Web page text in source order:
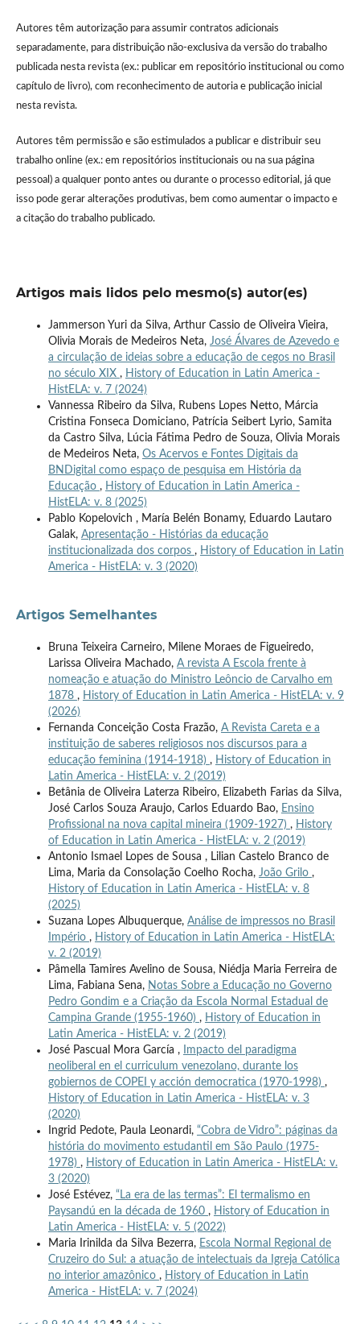
Autores têm autorização para assumir contratos adicionais
separadamente, para distribuição não-exclusiva da versão do trabalho
publicada nesta revista (ex.: publicar em repositório institucional ou como
capítulo de livro), com reconhecimento de autoria e publicação inicial
nesta revista.
Autores têm permissão e são estimulados a publicar e distribuir seu
trabalho online (ex.: em repositórios institucionais ou na sua página
pessoal) a qualquer ponto antes ou durante o processo editorial, já que
isso pode gerar alterações produtivas, bem como aumentar o impacto e
a citação do trabalho publicado.
Artigos mais lidos pelo mesmo(s) autor(es)
Jammerson Yuri da Silva, Arthur Cassio de Oliveira Vieira,
Olivia Morais de Medeiros Neta, José Álvares de Azevedo e
a circulação de ideias sobre a educação de cegos no Brasil
no século XIX , History of Education in Latin America -
HistELA: v. 7 (2024)
Vannessa Ribeiro da Silva, Rubens Lopes Netto, Márcia
Cristina Fonseca Domiciano, Patrícia Seibert Lyrio, Samita
da Castro Silva, Lúcia Fátima Pedro de Souza, Olivia Morais
de Medeiros Neta, Os Acervos e Fontes Digitais da
BNDigital como espaço de pesquisa em História da
Educação , History of Education in Latin America -
HistELA: v. 8 (2025)
Pablo Kopelovich , María Belén Bonamy, Eduardo Lautaro
Galak, Apresentação - Histórias da educação
institucionalizada dos corpos , History of Education in Latin
America - HistELA: v. 3 (2020)
Artigos Semelhantes
Bruna Teixeira Carneiro, Milene Moraes de Figueiredo,
Larissa Oliveira Machado, A revista A Escola frente à
nomeação e atuação do Ministro Leôncio de Carvalho em
1878 , History of Education in Latin America - HistELA: v. 9
(2026)
Fernanda Conceição Costa Frazão, A Revista Careta e a
instituição de saberes religiosos nos discursos para a
educação feminina (1914-1918) , History of Education in
Latin America - HistELA: v. 2 (2019)
Betânia de Oliveira Laterza Ribeiro, Elizabeth Farias da Silva,
José Carlos Souza Araujo, Carlos Eduardo Bao, Ensino
Profissional na nova capital mineira (1909-1927) , History
of Education in Latin America - HistELA: v. 2 (2019)
Antonio Ismael Lopes de Sousa , Lilian Castelo Branco de
Lima, Maria da Consolação Coelho Rocha, João Grilo ,
History of Education in Latin America - HistELA: v. 8
(2025)
Suzana Lopes Albuquerque, Análise de impressos no Brasil
Império , History of Education in Latin America - HistELA:
v. 2 (2019)
Pâmella Tamires Avelino de Sousa, Niédja Maria Ferreira de
Lima, Fabiana Sena, Notas Sobre a Educação no Governo
Pedro Gondim e a Criação da Escola Normal Estadual de
Campina Grande (1955-1960) , History of Education in
Latin America - HistELA: v. 2 (2019)
José Pascual Mora García ,
Impacto del paradigma
neoliberal en el curriculum venezolano, durante los
gobiernos de COPEI y acción democratica (1970-1998) ,
History of Education in Latin America - HistELA: v. 3
(2020)
Ingrid Pedote, Paula Leonardi, “Cobra de Vidro”: páginas da
história do movimento estudantil em São Paulo (1975-
1978) , History of Education in Latin America - HistELA: v.
3 (2020)
José Estévez, “La era de las termas”: El termalismo en
Paysandú en la década de 1960 , History of Education in
Latin America - HistELA: v. 5 (2022)
Maria Irinilda da Silva Bezerra, Escola Normal Regional de
Cruzeiro do Sul: a atuação de intelectuais da Igreja Católica
no interior amazônico , History of Education in Latin
America - HistELA: v. 7 (2024)